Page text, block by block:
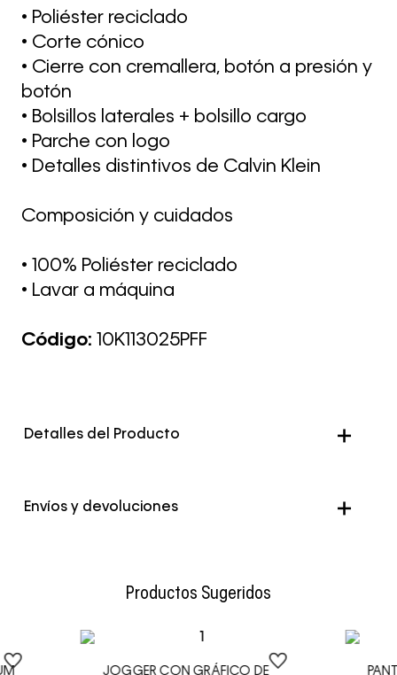
• Poliéster reciclado
• Corte cónico
• Cierre con cremallera, botón a presión y
botón
• Bolsillos laterales + bolsillo cargo
• Parche con logo
• Detalles distintivos de Calvin Klein
Composición y cuidados
• 100% Poliéster reciclado
• Lavar a máquina
Código: 10K113025PFF
Detalles del Producto
Color Gris
Envíos y devoluciones
Productos Sugeridos
JOGGER CON GRÁFICO DE